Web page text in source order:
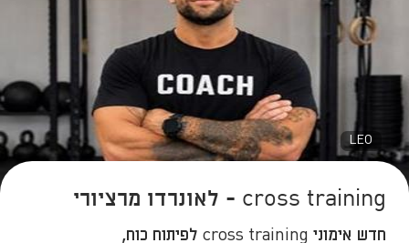
LEO
cross training - לאונרדו מרציורי
חדש אימוני cross training לפיתוח כוח,